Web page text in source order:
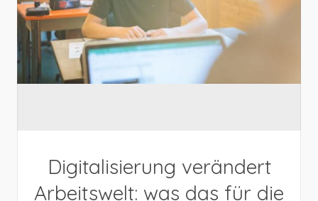
Digitalisierung verändert
Arbeitswelt: was das für die